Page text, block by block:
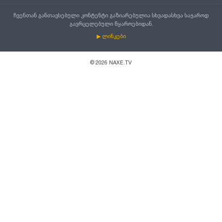
ჩვენთან განთავსებული კონტენტი გაზიარებულია სხვადასხვა საჯაროდ
გავრცელებული წყაროებიდან.
▶ ლინკები
© 2026 NAXE.TV